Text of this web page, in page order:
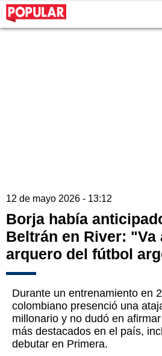
12 de mayo 2026 - 13:12
Borja había
Beltrán en River: "Va
arquero del fútbol
Durante un entrenamiento en
colombiano presenció una
millonario y no dudó en
más destacados en el país,
debutar en Primera.